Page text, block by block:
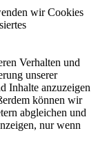
wir Cookies
Verhalten und
unserer
Inhalte anzuzeigen
können wir
abgleichen und
nur wenn